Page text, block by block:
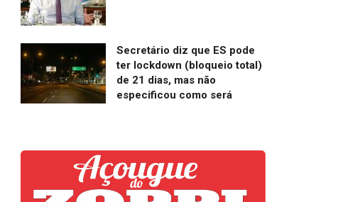
Secretário diz que ES pode
ter lockdown (bloqueio total)
de 21 dias, mas não
especificou como será